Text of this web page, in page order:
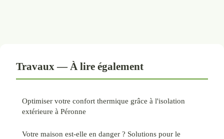
Travaux — À lire également
Optimiser votre confort thermique grâce à l'isolation
extérieure à Péronne
Votre maison est-elle en danger ? Solutions pour le